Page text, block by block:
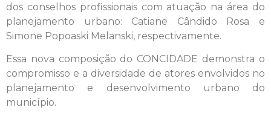
dos conselhos profissionais com atuação na área do
planejamento urbano: Catiane Cândido Rosa e
Simone Popoaski Melanski, respectivamente.
Essa nova composição do CONCIDADE demonstra o
compromisso e a diversidade de atores envolvidos no
planejamento e desenvolvimento urbano do
município.